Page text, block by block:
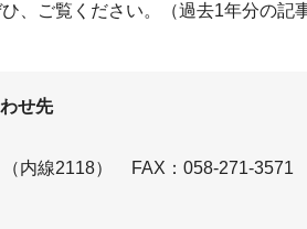
、ご覧ください。（過去1年分の記
せ先
内線2118）
FAX：058-271-3571